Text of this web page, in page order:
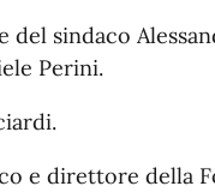
sindaco
Perini.
e direttore della